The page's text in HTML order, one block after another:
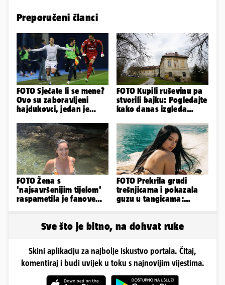
Preporučeni članci
FOTO Sjećate li se mene?
Ovo su zaboravljeni
hajdukovci, jedan je
FOTO Kupili ruševinu pa
stvorili bajku: Pogledajte
kako danas izgleda
FOTO Žena s
'najsavršenijim tijelom'
raspametila je fanove
FOTO Prekrila grudi
trešnjicama i pokazala
guzu u tangicama:
Sve što je bitno, na dohvat ruke
Skini aplikaciju za najbolje iskustvo portala. Čitaj,
komentiraj i budi uvijek u toku s najnovijim vijestima.